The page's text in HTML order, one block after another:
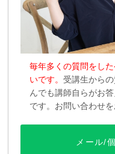
毎年多くの質問をし
いです。受講生から
んでも講師自らがお
です。お問い合わせ
メール/